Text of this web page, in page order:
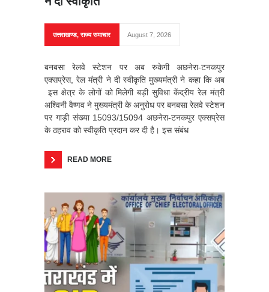
उत्तराखण्ड,राज्य समाचार August 7, 2026
बनबसा रेलवे स्टेशन पर अब रुकेगी अछनेरा-टनकपुर
एक्सप्रेस, रेल मंत्री ने दी स्वीकृति मुख्यमंत्री ने कहा कि अब
इस क्षेत्र के लोगों को मिलेगी बड़ी सुविधा केंद्रीय रेल मंत्री
अश्विनी वैष्णव ने मुख्यमंत्री के अनुरोध पर बनबसा रेलवे स्टेशन
पर गाड़ी संख्या 15093/15094 अछनेरा-टनकपुर एक्सप्रेस
के ठहराव को स्वीकृति प्रदान कर दी है। इस संबंध
READ MORE